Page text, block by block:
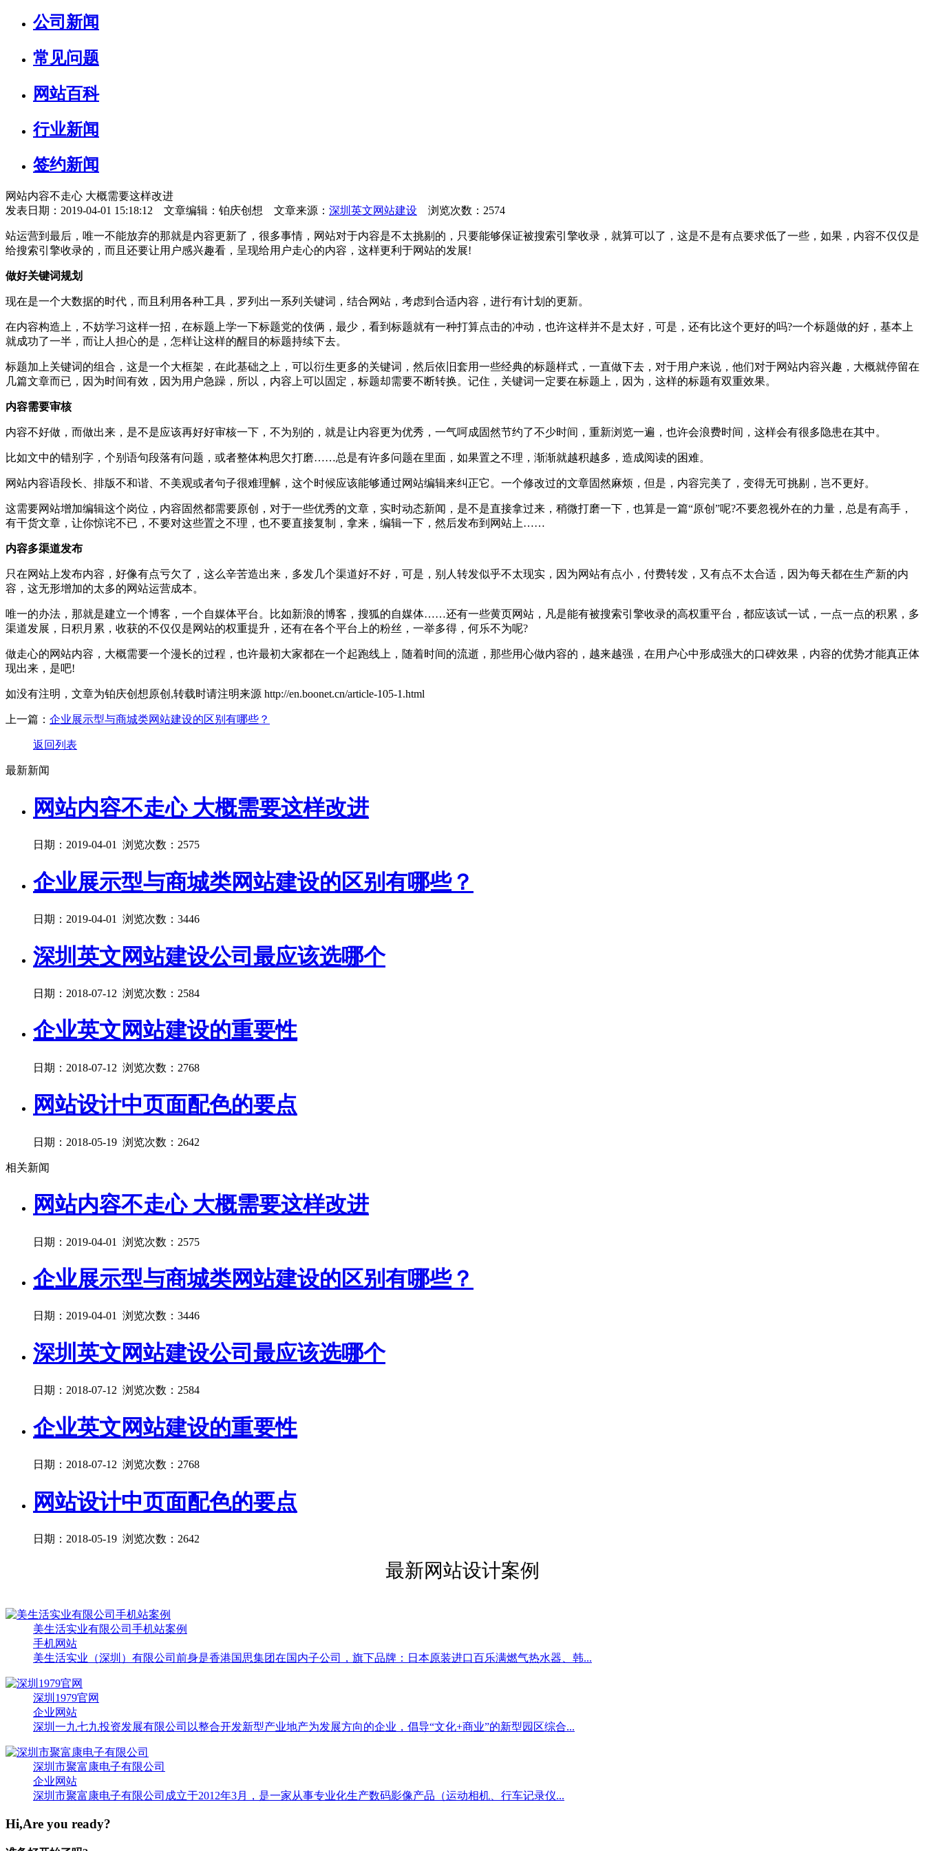
公司新闻
常见问题
网站百科
行业新闻
签约新闻
网站内容不走心 大概需要这样改进
发表日期：2019-04-01 15:18:12 文章编辑：铂庆创想 文章来源： 深圳英文网站建设 浏览次数：2574
站运营到最后，唯一不能放弃的那就是内容更新了，很多事情，网站对于内容是不太挑剔的，只要能够保证被搜索引擎收录，就算可以了，这是不是有点要求低了一些，如果，内容不仅仅是
给搜索引擎收录的，而且还要让用户感兴趣看，呈现给用户走心的内容，这样更利于网站的发展!
做好关键词规划
现在是一个大数据的时代，而且利用各种工具，罗列出一系列关键词，结合网站，考虑到合适内容，进行有计划的更新。
在内容构造上，不妨学习这样一招，在标题上学一下标题党的伎俩，最少，看到标题就有一种打算点击的冲动，也许这样并不是太好，可是，还有比这个更好的吗?一个标题做的好，基本上
就成功了一半，而让人担心的是，怎样让这样的醒目的标题持续下去。
标题加上关键词的组合，这是一个大框架，在此基础之上，可以衍生更多的关键词，然后依旧套用一些经典的标题样式，一直做下去，对于用户来说，他们对于网站内容兴趣，大概就停留在
几篇文章而已，因为时间有效，因为用户急躁，所以，内容上可以固定，标题却需要不断转换。记住，关键词一定要在标题上，因为，这样的标题有双重效果。
内容需要审核
内容不好做，而做出来，是不是应该再好好审核一下，不为别的，就是让内容更为优秀，一气呵成固然节约了不少时间，重新浏览一遍，也许会浪费时间，这样会有很多隐患在其中。
比如文中的错别字，个别语句段落有问题，或者整体构思欠打磨……总是有许多问题在里面，如果置之不理，渐渐就越积越多，造成阅读的困难。
网站内容语段长、排版不和谐、不美观或者句子很难理解，这个时候应该能够通过网站编辑来纠正它。一个修改过的文章固然麻烦，但是，内容完美了，变得无可挑剔，岂不更好。
这需要网站增加编辑这个岗位，内容固然都需要原创，对于一些优秀的文章，实时动态新闻，是不是直接拿过来，稍微打磨一下，也算是一篇“原创”呢?不要忽视外在的力量，总是有高手，
有干货文章，让你惊诧不已，不要对这些置之不理，也不要直接复制，拿来，编辑一下，然后发布到网站上……
内容多渠道发布
只在网站上发布内容，好像有点亏欠了，这么辛苦造出来，多发几个渠道好不好，可是，别人转发似乎不太现实，因为网站有点小，付费转发，又有点不太合适，因为每天都在生产新的内
容，这无形增加的太多的网站运营成本。
唯一的办法，那就是建立一个博客，一个自媒体平台。比如新浪的博客，搜狐的自媒体……还有一些黄页网站，凡是能有被搜索引擎收录的高权重平台，都应该试一试，一点一点的积累，多
渠道发展，日积月累，收获的不仅仅是网站的权重提升，还有在各个平台上的粉丝，一举多得，何乐不为呢?
做走心的网站内容，大概需要一个漫长的过程，也许最初大家都在一个起跑线上，随着时间的流逝，那些用心做内容的，越来越强，在用户心中形成强大的口碑效果，内容的优势才能真正体
现出来，是吧!
如没有注明，文章为铂庆创想原创,转载时请注明来源 http://en.boonet.cn/article-105-1.html
上一篇： 企业展示型与商城类网站建设的区别有哪些？
返回列表
最新新闻
网站内容不走心 大概需要这样改进
日期：2019-04-01 浏览次数：2575
企业展示型与商城类网站建设的区别有哪些？
日期：2019-04-01 浏览次数：3446
深圳英文网站建设公司最应该选哪个
日期：2018-07-12 浏览次数：2584
企业英文网站建设的重要性
日期：2018-07-12 浏览次数：2768
网站设计中页面配色的要点
日期：2018-05-19 浏览次数：2642
相关新闻
网站内容不走心 大概需要这样改进
日期：2019-04-01 浏览次数：2575
企业展示型与商城类网站建设的区别有哪些？
日期：2019-04-01 浏览次数：3446
深圳英文网站建设公司最应该选哪个
日期：2018-07-12 浏览次数：2584
企业英文网站建设的重要性
日期：2018-07-12 浏览次数：2768
网站设计中页面配色的要点
日期：2018-05-19 浏览次数：2642
最新网站设计案例
美生活实业有限公司手机站案例
手机网站
美生活实业（深圳）有限公司前身是香港国思集团在国内子公司，旗下品牌：日本原装进口百乐满燃气热水器、韩...
深圳1979官网
企业网站
深圳一九七九投资发展有限公司以整合开发新型产业地产为发展方向的企业，倡导“文化+商业”的新型园区综合...
深圳市聚富康电子有限公司
企业网站
深圳市聚富康电子有限公司成立于2012年3月，是一家从事专业化生产数码影像产品（运动相机、行车记录仪...
Hi,Are you ready?